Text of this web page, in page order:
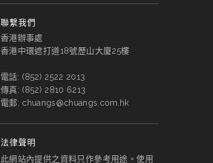
聯繫我們
香港辦事處
香港中環遮打道18號歷山大廈25樓
電話: (852) 2522 2013
傳真: (852) 2810 6213
電郵: chuangs@chuangs.com.hk
法律聲明
此網站內提供之資料只作參考用途。使用